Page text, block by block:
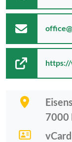
7000
vCard